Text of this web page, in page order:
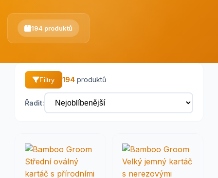
194 produktů
Filtry 194 produktů
Řadit: